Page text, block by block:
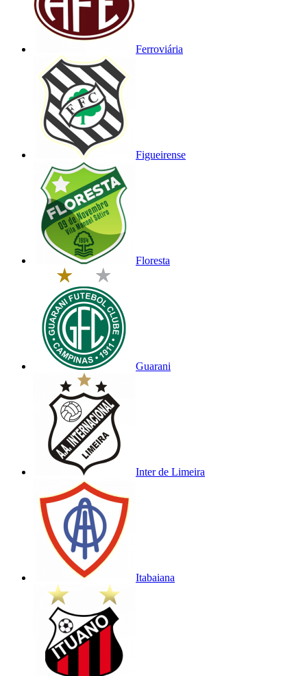
Ferroviária
Figueirense
Floresta
Guarani
Inter de Limeira
Itabaiana